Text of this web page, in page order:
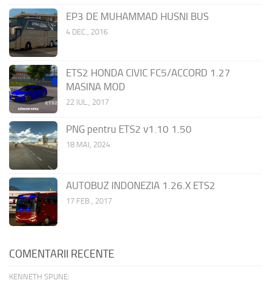
EP3 DE MUHAMMAD HUSNI BUS
4 DEC., 2016
ETS2 HONDA CIVIC FC5/ACCORD 1.27
MASINA MOD
22 IUL., 2017
PNG pentru ETS2 v1.10 1.50
18 MAI, 2024
AUTOBUZ INDONEZIA 1.26.X ETS2
17 FEB., 2017
COMENTARII RECENTE
KENNETH SPUNE: